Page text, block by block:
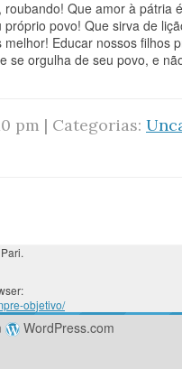
Que amor à pátria
povo! Que sirva de
Educar nossos filhos
se orgulha de seu povo, e
pm | Categorias:
objetivo/
WordPress.com